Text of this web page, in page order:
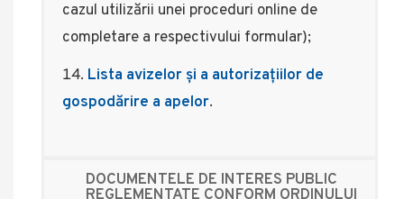
cazul utilizării unei proceduri online de
completare a respectivului formular);
Lista avizelor și a autorizațiilor de
gospodărire a apelor.
DOCUMENTELE DE INTERES PUBLIC